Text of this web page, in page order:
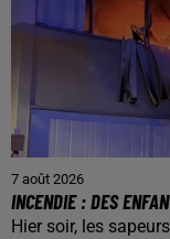
7 août 2026
INCENDIE : DES
Hier soir, les